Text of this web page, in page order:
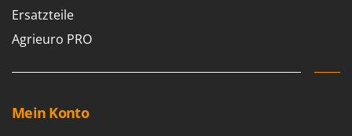
Ersatzteile
Agrieuro PRO
Mein Konto